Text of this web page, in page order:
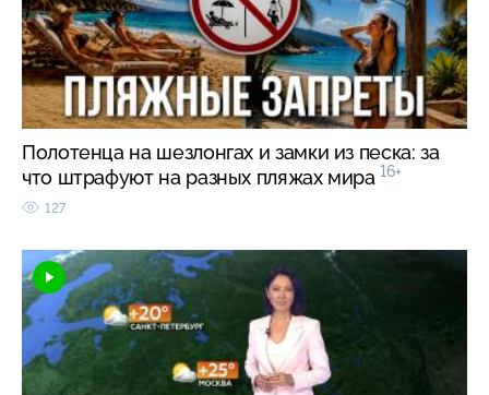
Полотенца на шезлонгах и замки из песка: за
что штрафуют на разных пляжах мира 16+
127